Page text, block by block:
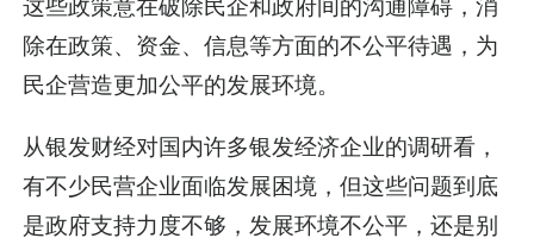
这些政策意在破除民企和政府间的沟通障碍，消
除在政策、资金、信息等方面的不公平待遇，为
民企营造更加公平的发展环境。
从银发财经对国内许多银发经济企业的调研看，
有不少民营企业面临发展困境，但这些问题到底
是政府支持力度不够，发展环境不公平，还是别